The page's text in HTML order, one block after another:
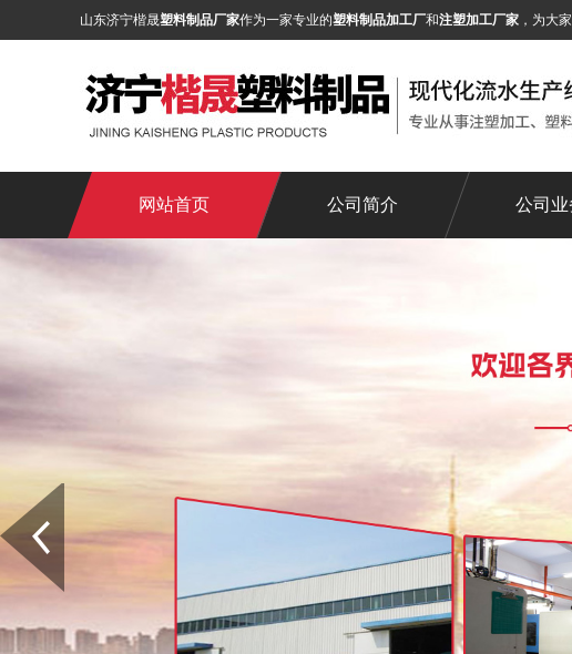
山东济宁楷晟塑料制品厂家作为一家专业的塑料制品加工厂和注塑加工厂家 ，为大
网站首页 公司简介 公司业